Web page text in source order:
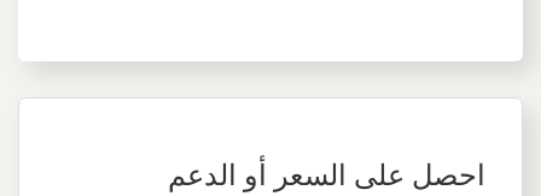
احصل على السعر أو الدعم